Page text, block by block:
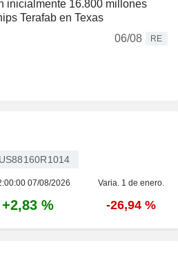
inicialmente 16.800 millones
Terafab en Texas
06/08
RE
US88160R1014
07/08/2026 Varia. 1 de enero.
+2,83 % -26,94 %